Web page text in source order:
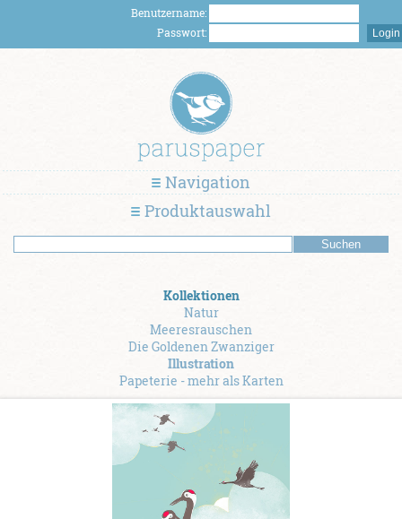
Benutzername:
Passwort:
Navigation
Produktauswahl
Kollektionen
Natur
Meeresrauschen
Die Goldenen Zwanziger
Illustration
Papeterie - mehr als Karten